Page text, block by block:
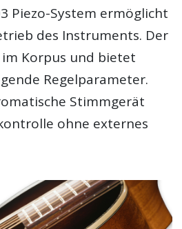
Piezo-System ermöglicht
des Instruments. Der
Korpus und bietet
Regelparameter.
Stimmgerät
ohne externes